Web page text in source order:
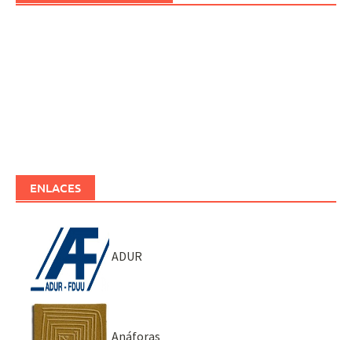
ENLACES
ADUR
Anáforas